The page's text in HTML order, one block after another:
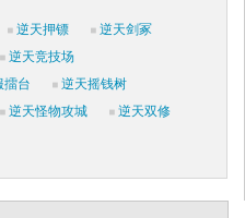
逆天押镖
逆天剑冢
逆天竞技场
擂台
逆天摇钱树
逆天怪物攻城
逆天双修